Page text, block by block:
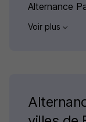
Alternance
Voir plus